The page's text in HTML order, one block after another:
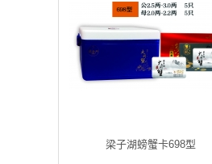
梁子湖螃蟹卡698型